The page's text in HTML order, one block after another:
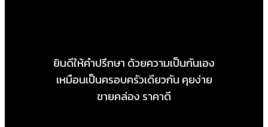
ยินดีให้คำปรึกษา ด้วยความเป็นกันเอง
เหมือนเป็นครอบครัวเดียวกัน คุยง่าย
ขายคล่อง ราคาดี